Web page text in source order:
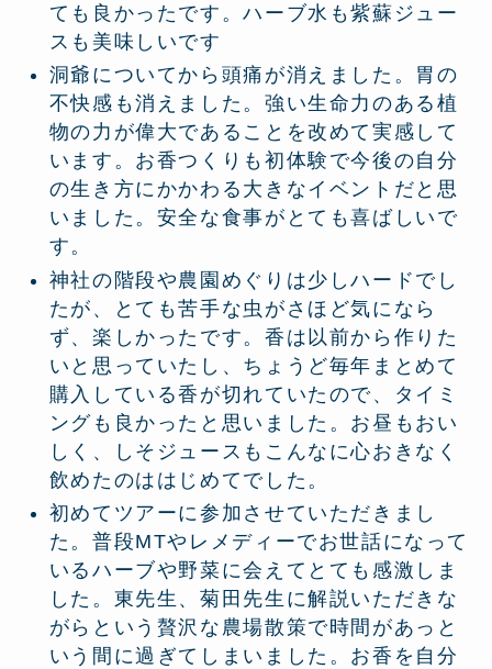
ても良かったです。ハーブ水も紫蘇ジュー
スも美味しいです
洞爺についてから頭痛が消えました。胃の
不快感も消えました。強い生命力のある植
物の力が偉大であることを改めて実感して
います。お香つくりも初体験で今後の自分
の生き方にかかわる大きなイベントだと思
いました。安全な食事がとても喜ばしいで
す。
神社の階段や農園めぐりは少しハードでし
たが、とても苦手な虫がさほど気になら
ず、楽しかったです。香は以前から作りた
いと思っていたし、ちょうど毎年まとめて
購入している香が切れていたので、タイミ
ングも良かったと思いました。お昼もおい
しく、しそジュースもこんなに心おきなく
飲めたのははじめてでした。
初めてツアーに参加させていただきまし
た。普段MTやレメディーでお世話になって
いるハーブや野菜に会えてとても感激しま
した。東先生、菊田先生に解説いただきな
がらという贅沢な農場散策で時間があっと
いう間に過ぎてしまいました。お香を自分